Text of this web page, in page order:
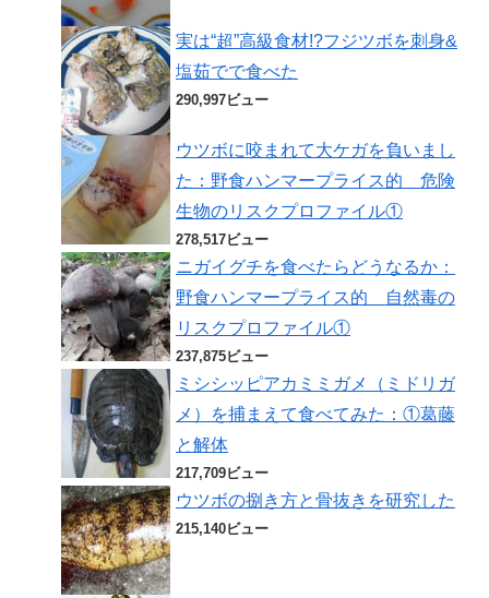
実は“超”高級食材!?フジツボを刺身&
塩茹でで食べた
290,997ビュー
ウツボに咬まれて大ケガを負いまし
た：野食ハンマープライス的 危険
生物のリスクプロファイル①
278,517ビュー
ニガイグチを食べたらどうなるか：
野食ハンマープライス的 自然毒の
リスクプロファイル①
237,875ビュー
ミシシッピアカミミガメ（ミドリガ
メ）を捕まえて食べてみた：①葛藤
と解体
217,709ビュー
ウツボの捌き方と骨抜きを研究した
215,140ビュー